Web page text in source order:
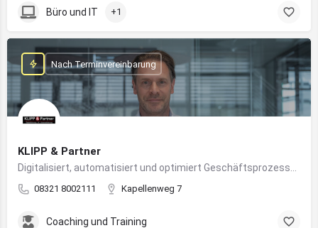
Büro und IT +1
KLIPP & Partner
08321 8002111 Kapellenweg 7
Nach Terminvereinbarung
Coaching und Training